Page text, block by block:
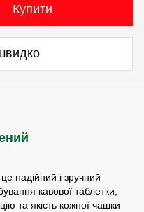
Купити
надійний і зручний
кавової таблетки,
та якість кожної чашки